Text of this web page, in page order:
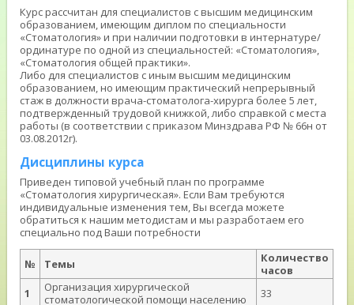
Курс рассчитан для специалистов с высшим медицинским
образованием, имеющим диплом по специальности
«Стоматология» и при наличии подготовки в интернатуре/
ординатуре по одной из специальностей: «Стоматология»,
«Стоматология общей практики».
Либо для специалистов с иным высшим медицинским
образованием, но имеющим практический непрерывный
стаж в должности врача-стоматолога-хирурга более 5 лет,
подтвержденный трудовой книжкой, либо справкой с места
работы (в соответствии с приказом Минздрава РФ № 66н от
03.08.2012г).
Дисциплины курса
Приведен типовой учебный план по программе
«Стоматология хирургическая». Если Вам требуются
индивидуальные изменения тем, Вы всегда можете
обратиться к нашим методистам и мы разработаем его
специально под Ваши потребности
№ Темы
Количество
часов
1
Организация хирургической
стоматологической помощи населению
33